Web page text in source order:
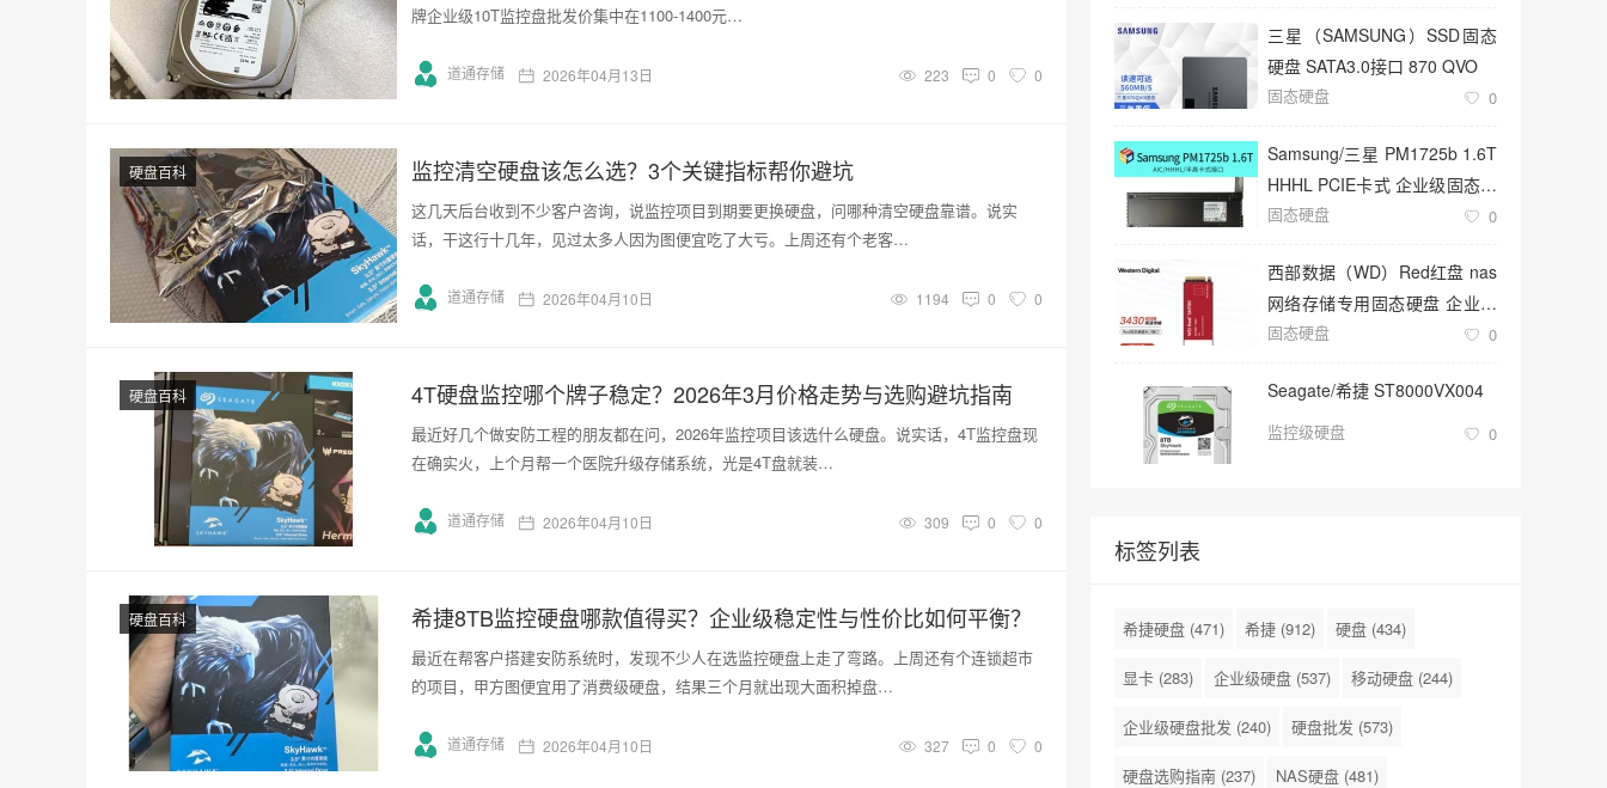
牌企业级10T监控盘批发价集中在1100-1400元…
道通存储 2026年04月13日 223 0 0
硬盘百科 监控清空硬盘该怎么选？3个关键指标帮你避坑
这几天后台收到不少客户咨询，说监控项目到期要更换硬盘，问哪种清空硬盘靠谱。说实
话，干这行十几年，见过太多人因为图便宜吃了大亏。上周还有个老客…
道通存储 2026年04月10日 1194 0 0
硬盘百科 4T硬盘监控哪个牌子稳定？2026年3月价格走势与选购避坑指南
最近好几个做安防工程的朋友都在问，2026年监控项目该选什么硬盘。说实话，4T监控盘现
在确实火，上个月帮一个医院升级存储系统，光是4T盘就装…
道通存储 2026年04月10日 309 0 0
硬盘百科 希捷8TB监控硬盘哪款值得买？企业级稳定性与性价比如何平衡？
最近在帮客户搭建安防系统时，发现不少人在选监控硬盘上走了弯路。上周还有个连锁超市
的项目，甲方图便宜用了消费级硬盘，结果三个月就出现大面积掉盘…
道通存储 2026年04月10日 327 0 0
三星（SAMSUNG）SSD固态
硬盘 SATA3.0接口 870 QVO
固态硬盘 0
Samsung/三星 PM1725b 1.6T
HHHL PCIE卡式 企业级固态硬
盘
固态硬盘 0
西部数据（WD）Red红盘 nas
网络存储专用固态硬盘 企业级
服务器
固态硬盘 0
Seagate/希捷 ST8000VX004
监控级硬盘 0
标签列表
希捷硬盘 (471) 希捷 (912) 硬盘 (434)
显卡 (283) 企业级硬盘 (537) 移动硬盘 (244)
企业级硬盘批发 (240) 硬盘批发 (573)
硬盘选购指南 (237) NAS硬盘 (481)